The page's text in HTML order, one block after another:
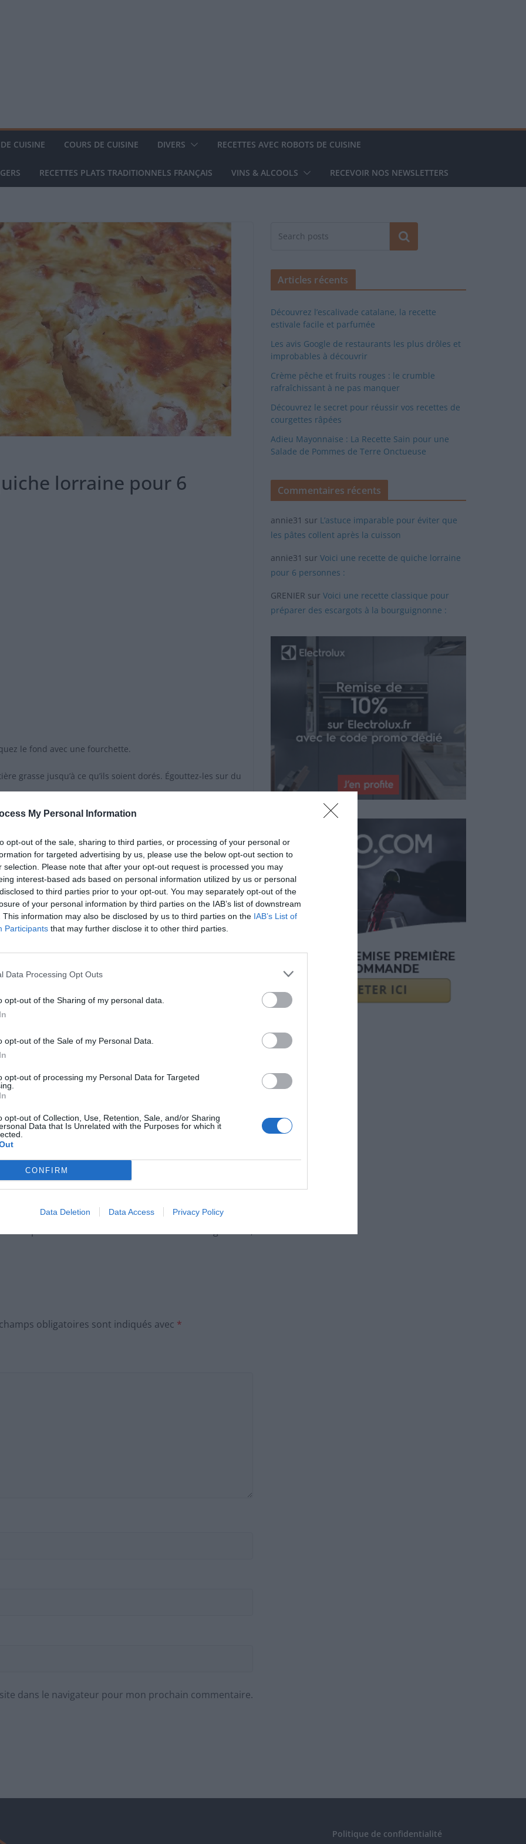
My Personal Information
opt-out of the sale, sharing to third parties, or processing of your personal or
for targeted advertising by us, please use the below opt-out section to
selection. Please note that after your opt-out request is processed you may
interest-based ads based on personal information utilized by us or personal
to third parties prior to your opt-out. You may separately opt-out of the
of your personal information by third parties on the IAB’s list of downstream
This information may also be disclosed by us to third parties on the IAB’s List of
Participants that may further disclose it to other third parties.
Data Processing Opt Outs
opt-out of the Sharing of my personal data.
opt-out of the Sale of my Personal Data.
opt-out of processing my Personal Data for Targeted
opt-out of Collection, Use, Retention, Sale, and/or Sharing
Data that Is Unrelated with the Purposes for which it
CONFIRM
Data Deletion Data Access Privacy Policy
CUISINE COURS DE CUISINE DIVERS RECETTES AVEC ROBOTS DE CUISINE
RECETTES PLATS TRADITIONNELS FRANÇAIS VINS & ALCOOLS RECEVOIR NOS NEWSLETTERS
lorraine pour 6
le fond avec une fourchette.
grasse jusqu’à ce qu’ils soient dorés. Égouttez-les sur du
ajoutez la crème fraîche et le lait. Salez légèrement et
la préparation à base d’œufs par-dessus.
ce qu’elle soit dorée et que la lame d’un couteau en
salade verte.
bœuf
Voici une recette de ratatouille traditionnelle
une pointe de noix de muscade avec le mélange oeufs,
obligatoires sont indiqués avec *
dans le navigateur pour mon prochain commentaire.
Rechercher
Articles récents
Découvrez l’escalivade catalane, la recette
estivale facile et parfumée
Les avis Google de restaurants les plus drôles et
improbables à découvrir
Crème pêche et fruits rouges : le crumble
rafraîchissant à ne pas manquer
Découvrez le secret pour réussir vos recettes de
courgettes râpées
Adieu Mayonnaise : La Recette Sain pour une
Salade de Pommes de Terre Onctueuse
Commentaires récents
annie31 sur L’astuce imparable pour éviter que
les pâtes collent après la cuisson
annie31 sur Voici une recette de quiche lorraine
pour 6 personnes :
GRENIER sur Voici une recette classique pour
préparer des escargots à la bourguignonne :
Politique de confidentialité